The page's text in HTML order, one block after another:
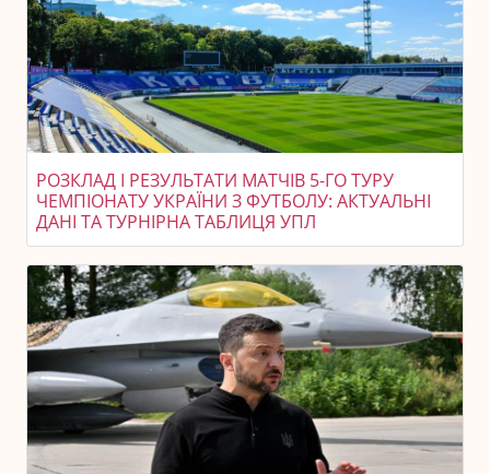
РОЗКЛАД І РЕЗУЛЬТАТИ МАТЧІВ 5-ГО ТУРУ
ЧЕМПІОНАТУ УКРАЇНИ З ФУТБОЛУ: АКТУАЛЬНІ
ДАНІ ТА ТУРНІРНА ТАБЛИЦЯ УПЛ